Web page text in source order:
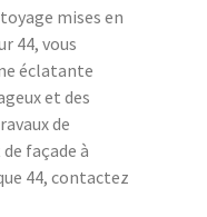
mises en
44, vous
éclatante
et des
de
façade à
44, contactez